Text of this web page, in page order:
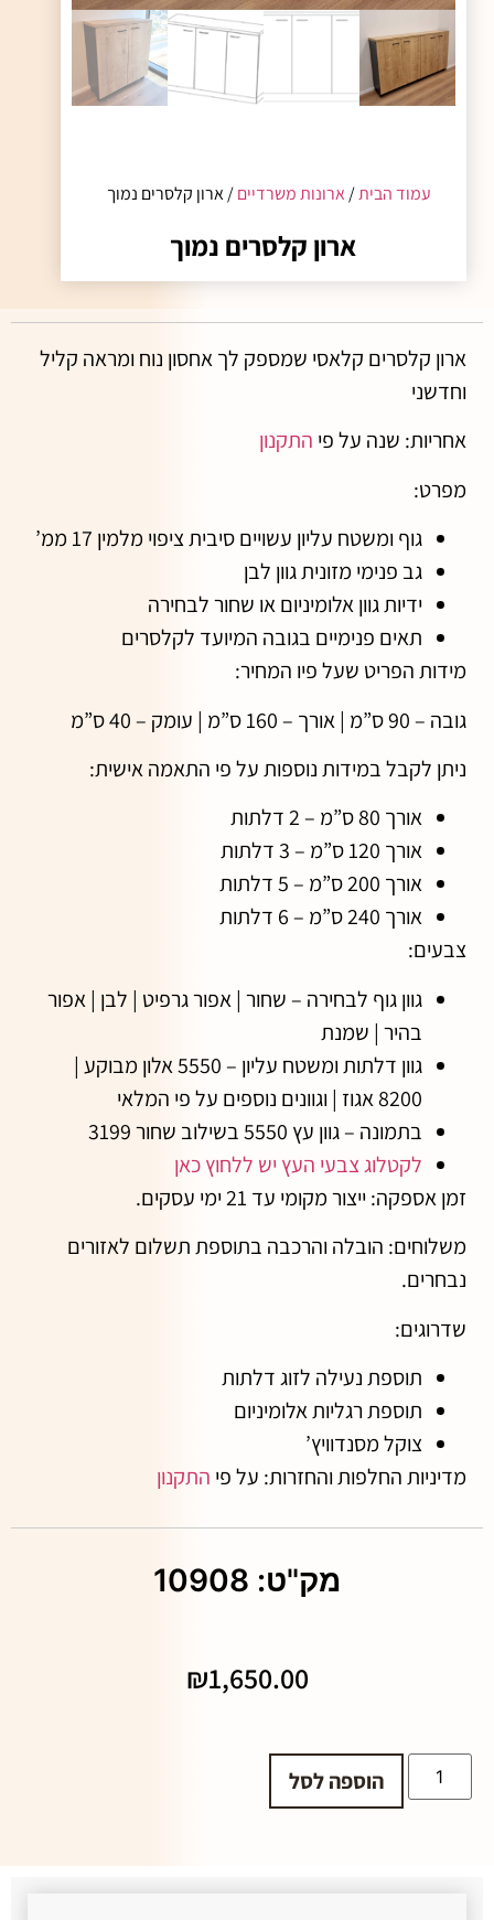
ארון קלסרים קלאסי שמספק לך אחסון נוח ומראה קליל
וחדשני
אחריות: שנה על פי התקנון
מפרט:
גוף ומשטח עליון עשויים סיבית ציפוי מלמין 17 ממ’
גב פנימי מזונית גוון לבן
ידיות גוון אלומיניום או שחור לבחירה
תאים פנימיים בגובה המיועד לקלסרים
מידות הפריט שעל פיו המחיר:
גובה – 90 ס”מ | אורך – 160 ס”מ | עומק – 40 ס”מ
ניתן לקבל במידות נוספות על פי התאמה אישית:
אורך 80 ס”מ – 2 דלתות
אורך 120 ס”מ – 3 דלתות
אורך 200 ס”מ – 5 דלתות
אורך 240 ס”מ – 6 דלתות
צבעים:
גוון גוף לבחירה – שחור | אפור גרפיט | לבן | אפור
בהיר | שמנת
גוון דלתות ומשטח עליון – 5550 אלון מבוקע |
8200 אגוז | וגוונים נוספים על פי המלאי
בתמונה – גוון עץ 5550 בשילוב שחור 3199
לקטלוג צבעי העץ יש ללחוץ כאן
זמן אספקה:ייצור מקומי עד 21 ימי עסקים.
משלוחים: הובלה והרכבה בתוספת תשלום לאזורים
נבחרים.
שדרוגים:
תוספת נעילה לזוג דלתות
תוספת רגליות אלומיניום
צוקל מסנדוויץ’
מדיניות החלפות והחזרות: על פי התקנון
מק"ט: 10908
₪1,650.00
הוספה לסל
עמוד הבית/ ארונות משרדיים/ ארון קלסרים נמוך
ארון קלסרים נמוך